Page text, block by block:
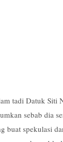
tadi Datuk Siti
sebab dia
buat spekulasi